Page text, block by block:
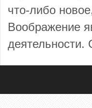
что-либо
Воображение
деятельности.